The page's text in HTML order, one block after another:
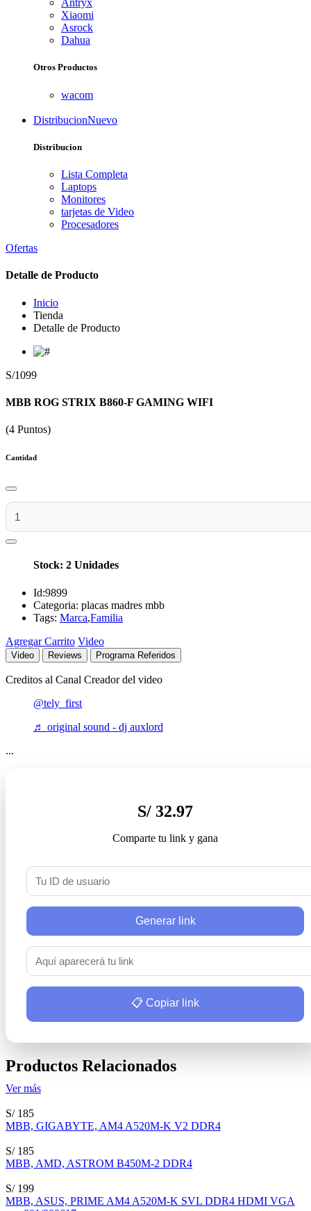
Antryx
Xiaomi
Asrock
Dahua
Otros Productos
wacom
DistribucionNuevo
Distribucion
Lista Completa
Laptops
Monitores
tarjetas de Video
Procesadores
Ofertas
Detalle de Producto
Inicio
Tienda
Detalle de Producto
S/1099
MBB ROG STRIX B860-F GAMING WIFI
(4 Puntos)
Cantidad
Stock: 2 Unidades
Id:9899
Categoria: placas madres mbb
Tags: Marca,Familia
Agregar Carrito Video
Video Reviews Programa Referidos
Creditos al Canal Creador del video
@tely_first
♬ original sound - dj auxlord
...
S/ 32.97
Comparte tu link y gana
Generar link
📋 Copiar link
Productos Relacionados
Ver más
S/ 185
MBB, GIGABYTE, AM4 A520M-K V2 DDR4
S/ 185
MBB, AMD, ASTROM B450M-2 DDR4
S/ 199
MBB, ASUS, PRIME AM4 A520M-K SVL DDR4 HDMI VGA